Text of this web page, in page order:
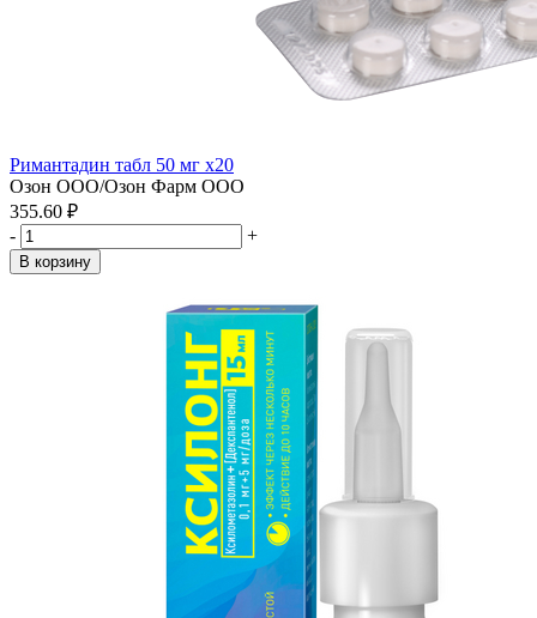
Римантадин табл 50 мг x20
Озон ООО/Озон Фарм ООО
355.60 ₽
-
+
В корзину